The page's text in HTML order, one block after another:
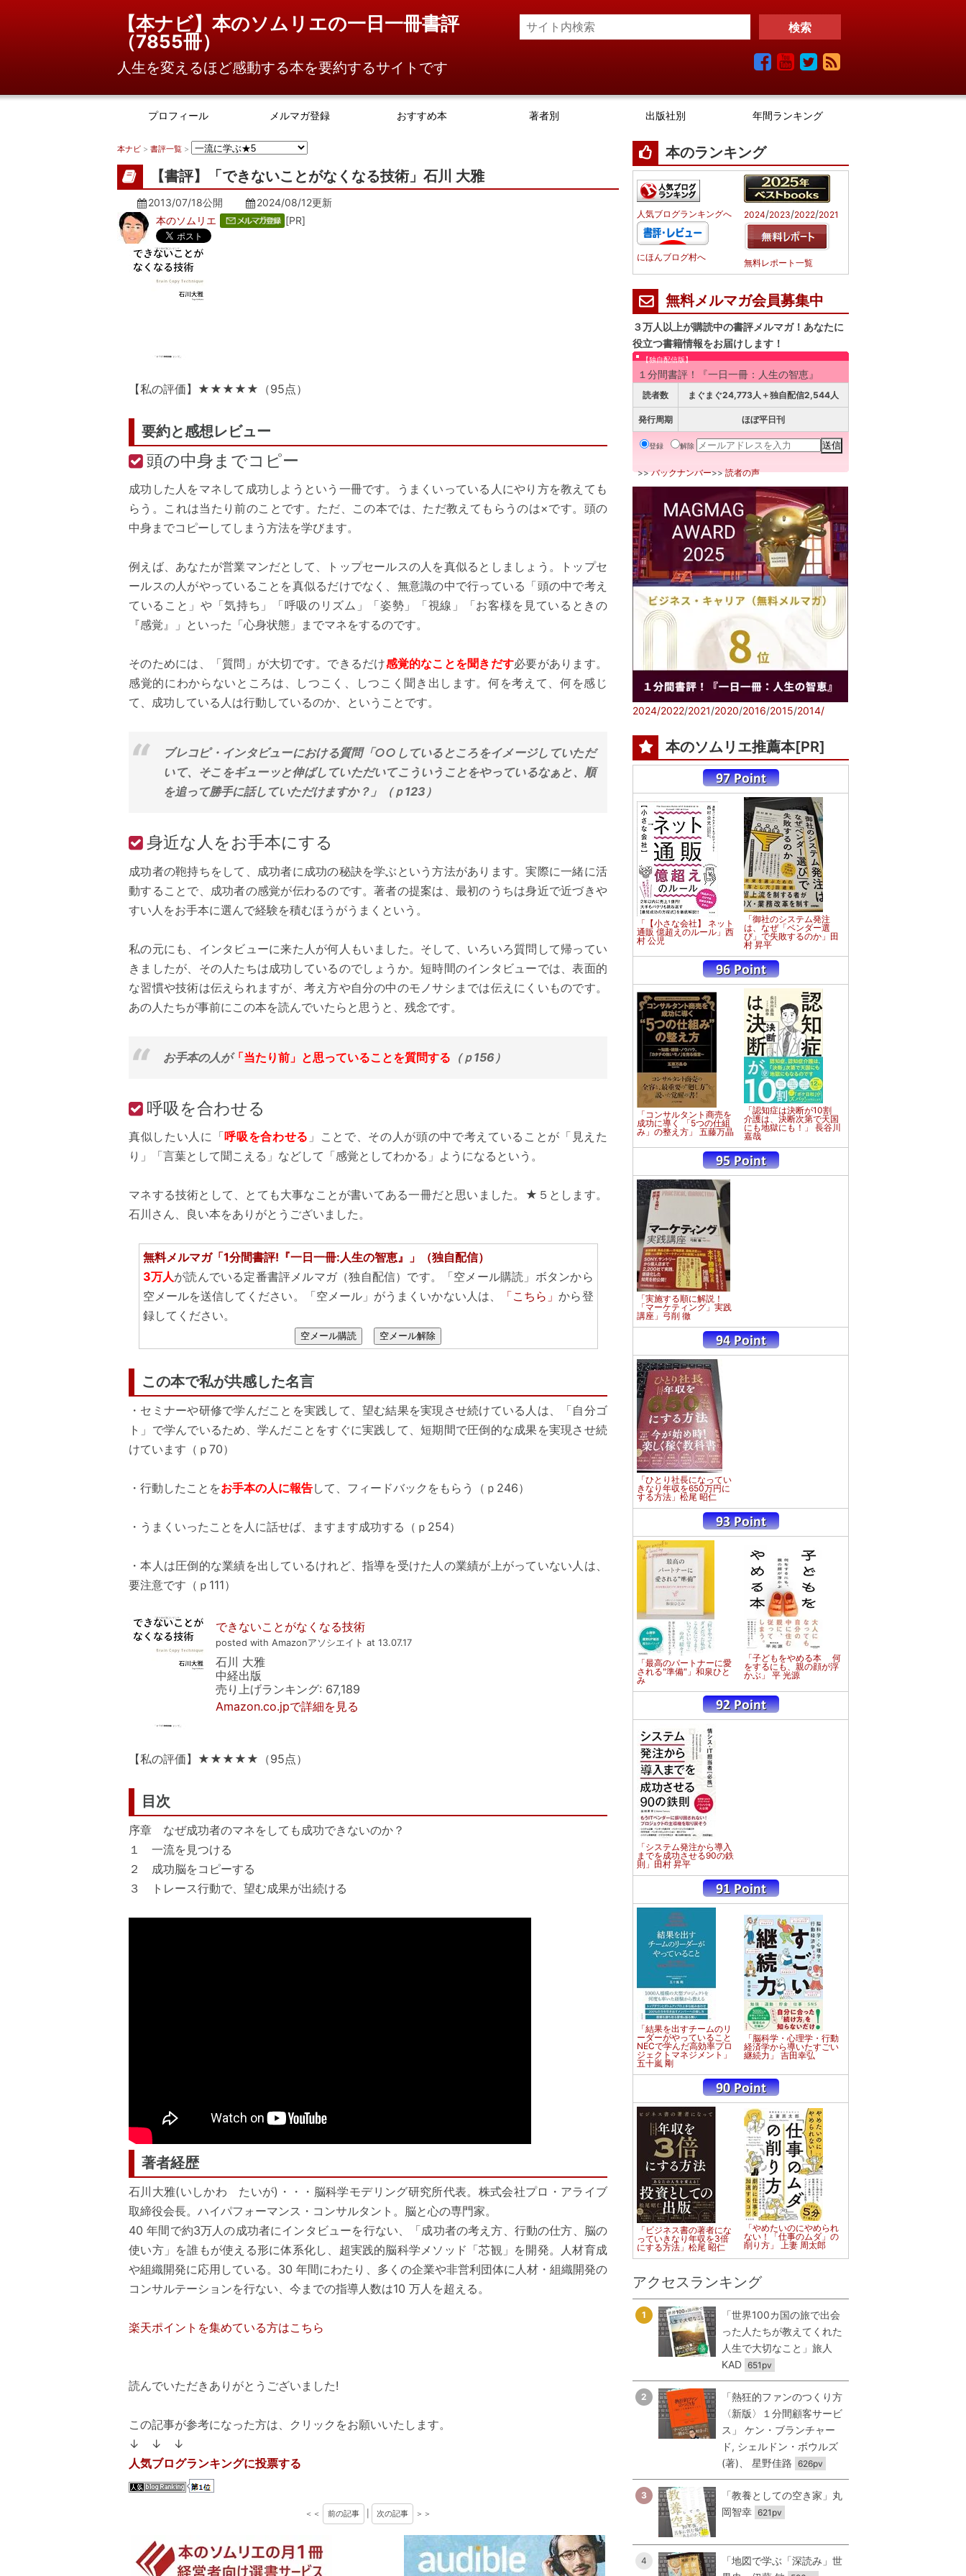
【本ナビ】本のソムリエの一日一冊書評
（7855冊）
人生を変えるほど感動する本を要約するサイトです
プロフィール メルマガ登録 おすすめ本 著者別 出版社別 年間ランキング
本ナビ > 書評一覧 >
【書評】「できないことがなくなる技術」石川 大雅
2013/07/18公開 2024/08/12更新
本のソムリエ
[PR]
【私の評価】★★★★★（95点）
要約と感想レビュー
頭の中身までコピー
成功した人をマネして成功しようという一冊です。うまくいっている人にやり方を教えても
らう。これは当たり前のことです。ただ、この本では、ただ教えてもらうのは×です。頭の
中身までコピーしてしまう方法を学びます。
例えば、あなたが営業マンだとして、トップセールスの人を真似るとしましょう。トップセ
ールスの人がやっていることを真似るだけでなく、無意識の中で行っている「頭の中で考え
ていること」や「気持ち」「呼吸のリズム」「姿勢」「視線」「お客様を見ているときの
『感覚』」といった「心身状態」までマネをするのです。
そのためには、「質問」が大切です。できるだけ感覚的なことを聞きだす必要があります。
感覚的にわからないところは、しつこく、しつこく聞き出します。何を考えて、何を感じ
て、成功している人は行動しているのか、ということです。
ブレコピ・インタビューにおける質問「○○しているところをイメージしていただ
いて、そこをギューッと伸ばしていただいてこういうことをやっているなぁと、順
を追って勝手に話していただけますか？」（ｐ123）
身近な人をお手本にする
成功者の鞄持ちをして、成功者に成功の秘訣を学ぶという方法があります。実際に一緒に活
動することで、成功者の感覚が伝わるのです。著者の提案は、最初のうちは身近で近づきや
すい人をお手本に選んで経験を積むほうがうまくという。
私の元にも、インタビューに来た人が何人もいました。そして、いろいろ質問して帰ってい
きましたが、その人たちは成功しているのでしょうか。短時間のインタビューでは、表面的
な習慣や技術は伝えられますが、考え方や自分の中のモノサシまでは伝えにくいものです。
あの人たちが事前にこの本を読んでいたらと思うと、残念です。
お手本の人が「当たり前」と思っていることを質問する （ｐ156）
呼吸を合わせる
真似したい人に「呼吸を合わせる 」ことで、その人が頭の中で考えていることが「見えた
り」「言葉として聞こえる」などして「感覚としてわかる」ようになるという。
マネする技術として、とても大事なことが書いてある一冊だと思いました。★５とします。
石川さん、良い本をありがとうございました。
無料メルマガ「1分間書評!『一日一冊:人生の智恵』」（独自配信）
3万人が読んでいる定番書評メルマガ（独自配信）です。「空メール購読」ボタンから
空メールを送信してください。「空メール」がうまくいかない人は、
「こちら」から登
録してください。
空メール購読 空メール解除
この本で私が共感した名言
・セミナーや研修で学んだことを実践して、望む結果を実現させ続けている人は、「自分ゴ
ト」で学んでいるため、学んだことをすぐに実践して、短期間で圧倒的な成果を実現させ続
けています（ｐ70）
・行動したことをお手本の人に報告して、フィードバックをもらう（ｐ246）
・うまくいったことを人に話せば、ますます成功する（ｐ254）
・本人は圧倒的な業績を出しているけれど、指導を受けた人の業績が上がっていない人は、
要注意です（ｐ111）
できないことがなくなる技術
posted with Amazonアソシエイト at 13.07.17
石川 大雅
中経出版
売り上げランキング: 67,189
Amazon.co.jpで詳細を見る
【私の評価】★★★★★（95点）
目次
序章 なぜ成功者のマネをしても成功できないのか？
１ 一流を見つける
２ 成功脳をコピーする
３ トレース行動で、望む成果が出続ける
著者経歴
石川大雅(いしかわ たいが)・・・脳科学モデリング研究所代表。株式会社プロ・アライブ
取締役会長。ハイパフォーマンス・コンサルタント。脳と心の専門家。
40 年間で約3万人の成功者にインタビューを行ない、「成功者の考え方、行動の仕方、脳の
使い方」を誰もが使える形に体系化し、超実践的脳科学メソッド「芯観」を開発。人材育成
や組織開発に応用している。30 年間にわたり、多くの企業や非営利団体に人材・組織開発の
コンサルテーションを行ない、今までの指導人数は10 万人を超える。
楽天ポイントを集めている方はこちら
読んでいただきありがとうございました!
この記事が参考になった方は、クリックをお願いいたします。
↓ ↓ ↓
人気ブログランキングに投票する
＜＜ 前の記事 次の記事 ＞＞
本のランキング
人気ブログランキングへ
にほんブログ村へ
2024/2023/2022/2021
無料レポート一覧
無料メルマガ会員募集中
３万人以上が購読中の書評メルマガ！あなたに
役立つ書籍情報をお届けします！
【独自配信版】
１分間書評！『一日一冊：人生の智恵』
読者数 まぐまぐ24,773人＋独自配信2,544人
発行周期 ほぼ平日刊
登録 解除
>>バックナンバー>>読者の声
2024/2022/2021/2020/2016/2015/2014/
本のソムリエ推薦本[PR]
「【小さな会社】 ネット
通販 億超えのルール」西
村 公児
「御社のシステム発注
は、なぜ「ベンダー選
び」で失敗するのか」田
村 昇平
「コンサルタント商売を
成功に導く 「5つの仕組
み」の整え方」 五藤万晶
「認知症は決断が10割
介護は、決断次第で天国
にも地獄にも！」 長谷川
嘉哉
「実施する順に解説！
「マーケティング」実践
講座」弓削 徹
「ひとり社長になってい
きなり年収を650万円に
する方法」松尾 昭仁
「最高のパートナーに愛
される"準備"」和泉ひと
み
「子どもをやめる本 何
をするにも、親の顔が浮
かぶ」 平 光源
「システム発注から導入
までを成功させる90の鉄
則」田村 昇平
「結果を出すチームのリ
ーダーがやっていること
NECで学んだ高効率プロ
ジェクトマネジメント」
五十嵐 剛
「脳科学・心理学・行動
経済学から導いたすごい
継続力」 吉田幸弘
「ビジネス書の著者にな
っていきなり年収を3倍
にする方法」松尾 昭仁
「やめたいのにやめられ
ない！「仕事のムダ」の
削り方」 上妻 周太郎
アクセスランキング
1
「世界100カ国の旅で出会
った人たちが教えてくれた
人生で大切なこと」旅人
KAD 651pv
2
「熱狂的ファンのつくり方
〈新版〉１分間顧客サービ
ス」 ケン・ブランチャー
ド, シェルドン・ボウルズ
(著)、 星野佳路 626pv
3
「教養としての空き家」丸
岡智幸 621pv
4
「地図で学ぶ「深読み」世